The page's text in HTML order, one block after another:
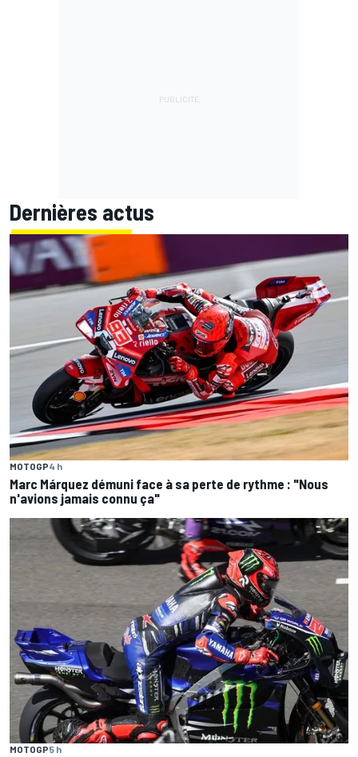
Dernières actus
MOTOGP4 h
Marc Márquez démuni face à sa perte de rythme : "Nous
n'avions jamais connu ça"
MOTOGP5 h